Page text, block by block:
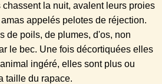
la nuit, avalent leurs proies
appelés pelotes de réjection.
de poils, de plumes, d'os, non
le bec. Une fois décortiquées elles
ingéré, elles sont plus ou
taille du rapace.